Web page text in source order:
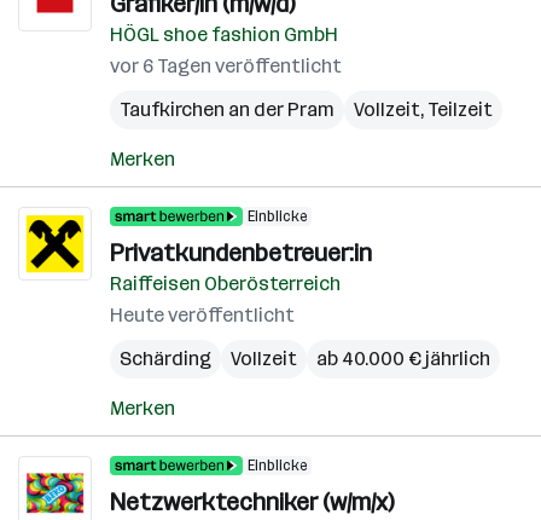
HÖGL shoe fashion GmbH
vor 6 Tagen veröffentlicht
Taufkirchen an der Pram
Vollzeit, Teilzeit
Merken
Einblicke
Privatkundenbetreuer:in
Raiffeisen Oberösterreich
Heute veröffentlicht
Schärding
Vollzeit ab 40.000 € jährlich
Merken
Einblicke
Netzwerktechniker (w/m/x)